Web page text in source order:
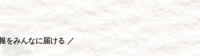
をみんなに届ける ／